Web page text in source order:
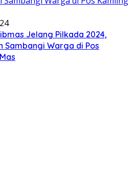
Jelang Pilkada 2024,
Sambangi Warga di Pos